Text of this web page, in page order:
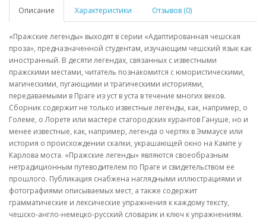
Описание Характеристики Отзывов (0)
«Пражские легенды» выходят в серии «Адаптированная чешская
проза», предназначенной студентам, изучающим чешский язык как
иностранный. В десяти легендах, связанных с известными
пражскими местами, читатель познакомится с юмористическими,
магическими, пугающими и трагическими историями,
передаваемыми в Праге из уст в уста в течение многих веков.
Сборник содержит не только известные легенды, как, например, о
Големе, о Лорете или мастере стагородских курантов Гануше, но и
менее известные, как, например, легенда о чертях в Эммаусе или
история о происхождении скалки, украшающей окно на Кампе у
Карлова моста. «Пражские легенды» являются своеобразным
нетрадиционным путеводителем по Праге и свидетельством ее
прошлого. Публикация снабжена наглядными иллюстрациями и
фотографиями описываемых мест, а также содержит
грамматические и лексические упражнения к каждому тексту,
чешско-англо-немецко-русский словарик и ключ к упражнениям.